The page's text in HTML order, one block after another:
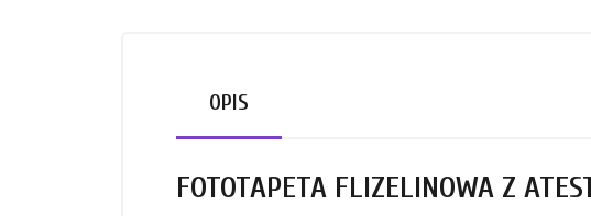
OPIS
FOTOTAPETA FLIZELINOWA Z